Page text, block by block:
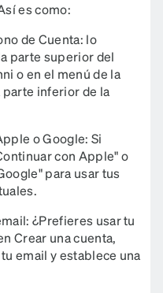
es como:
de Cuenta: lo
parte superior del
o en el menú de la
inferior de la
o Google: Si
con Apple" o
para usar tus
¿Prefieres usar tu
Crear una cuenta,
email y establece una